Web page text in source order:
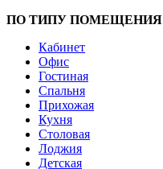
ПО ТИПУ ПОМЕЩЕНИЯ
Кабинет
Офис
Гостиная
Спальня
Прихожая
Кухня
Столовая
Лоджия
Детская